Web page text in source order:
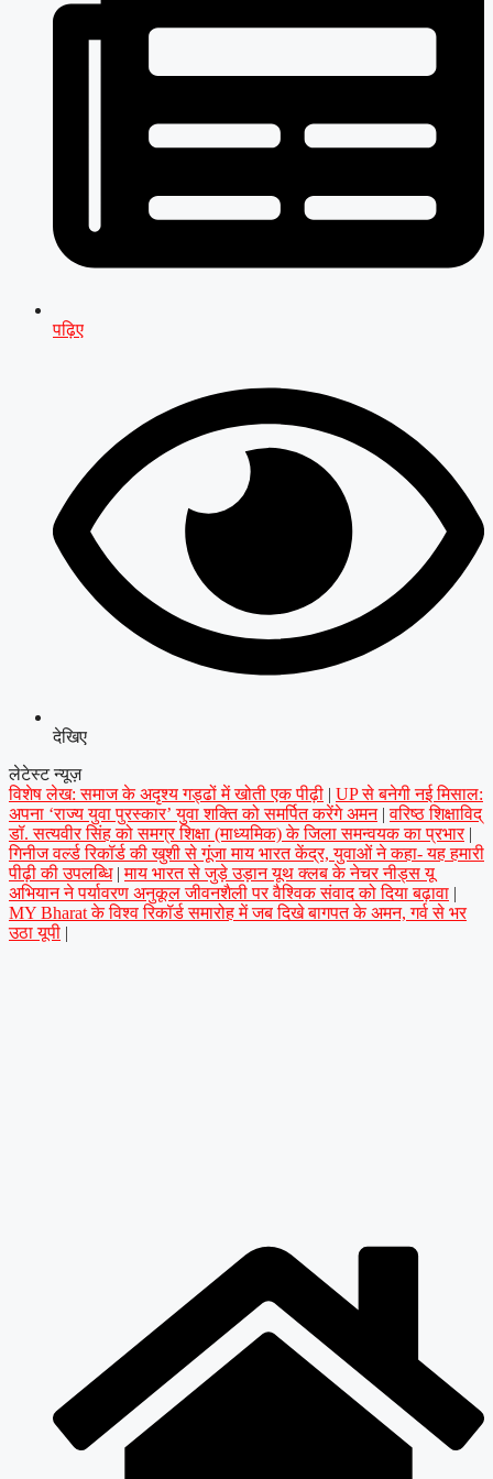
पढ़िए
देखिए
लेटेस्ट न्यूज़
विशेष लेख: समाज के अदृश्य गड्ढों में खोती एक पीढ़ी | UP से बनेगी नई मिसाल:
अपना ‘राज्य युवा पुरस्कार’ युवा शक्ति को समर्पित करेंगे अमन | वरिष्ठ शिक्षाविद्
डॉ. सत्यवीर सिंह को समग्र शिक्षा (माध्यमिक) के जिला समन्वयक का प्रभार |
गिनीज वर्ल्ड रिकॉर्ड की खुशी से गूंजा माय भारत केंद्र, युवाओं ने कहा- यह हमारी
पीढ़ी की उपलब्धि | माय भारत से जुड़े उड़ान यूथ क्लब के नेचर नीड्स यू
अभियान ने पर्यावरण अनुकूल जीवनशैली पर वैश्विक संवाद को दिया बढ़ावा |
MY Bharat के विश्व रिकॉर्ड समारोह में जब दिखे बागपत के अमन, गर्व से भर
उठा यूपी |